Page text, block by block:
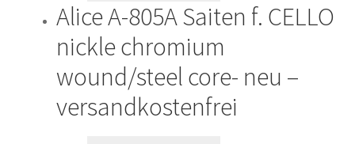
Alice A-805A Saiten f. CELLO
nickle chromium
wound/steel core- neu –
versandkostenfrei